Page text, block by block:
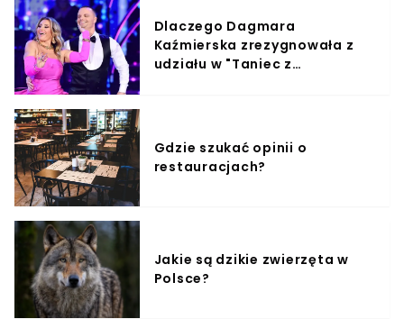
Dlaczego Dagmara
Kaźmierska zrezygnowała z
udziału w "Taniec z
Gdzie szukać opinii o
restauracjach?
Jakie są dzikie zwierzęta w
Polsce?